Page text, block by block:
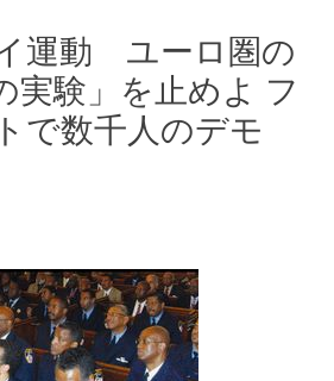
運動 ユーロ圏の
実験」を止めよ フ
で数千人のデモ